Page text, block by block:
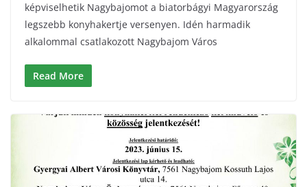
képviselhetik Nagybajomot a biatorbágyi Magyarország
legszebb konyhakertje versenyen. Idén harmadik
alkalommal csatlakozott Nagybajom Város
Read More